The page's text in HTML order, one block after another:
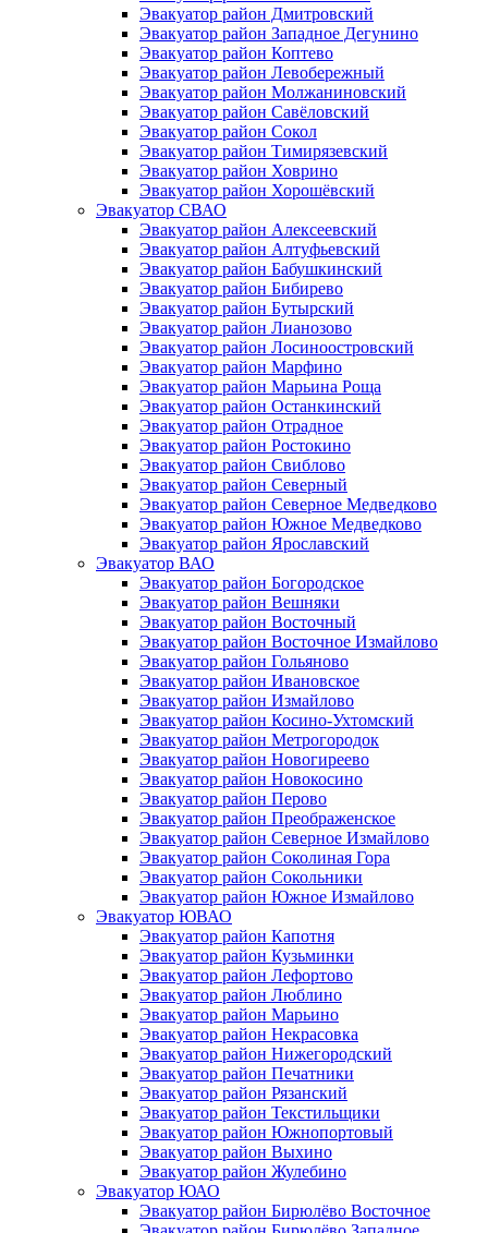
Эвакуатор район Дмитровский
Эвакуатор район Западное Дегунино
Эвакуатор район Коптево
Эвакуатор район Левобережный
Эвакуатор район Молжаниновский
Эвакуатор район Савёловский
Эвакуатор район Сокол
Эвакуатор район Тимирязевский
Эвакуатор район Ховрино
Эвакуатор район Хорошёвский
Эвакуатор СВАО
Эвакуатор район Алексеевский
Эвакуатор район Алтуфьевский
Эвакуатор район Бабушкинский
Эвакуатор район Бибирево
Эвакуатор район Бутырский
Эвакуатор район Лианозово
Эвакуатор район Лосиноостровский
Эвакуатор район Марфино
Эвакуатор район Марьина Роща
Эвакуатор район Останкинский
Эвакуатор район Отрадное
Эвакуатор район Ростокино
Эвакуатор район Свиблово
Эвакуатор район Северный
Эвакуатор район Северное Медведково
Эвакуатор район Южное Медведково
Эвакуатор район Ярославский
Эвакуатор ВАО
Эвакуатор район Богородское
Эвакуатор район Вешняки
Эвакуатор район Восточный
Эвакуатор район Восточное Измайлово
Эвакуатор район Гольяново
Эвакуатор район Ивановское
Эвакуатор район Измайлово
Эвакуатор район Косино-Ухтомский
Эвакуатор район Метрогородок
Эвакуатор район Новогиреево
Эвакуатор район Новокосино
Эвакуатор район Перово
Эвакуатор район Преображенское
Эвакуатор район Северное Измайлово
Эвакуатор район Соколиная Гора
Эвакуатор район Сокольники
Эвакуатор район Южное Измайлово
Эвакуатор ЮВАО
Эвакуатор район Капотня
Эвакуатор район Кузьминки
Эвакуатор район Лефортово
Эвакуатор район Люблино
Эвакуатор район Марьино
Эвакуатор район Некрасовка
Эвакуатор район Нижегородский
Эвакуатор район Печатники
Эвакуатор район Рязанский
Эвакуатор район Текстильщики
Эвакуатор район Южнопортовый
Эвакуатор район Выхино
Эвакуатор район Жулебино
Эвакуатор ЮАО
Эвакуатор район Бирюлёво Восточное